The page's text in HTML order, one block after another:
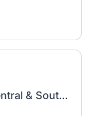
Growth Account Executive, Central & Southern Europe